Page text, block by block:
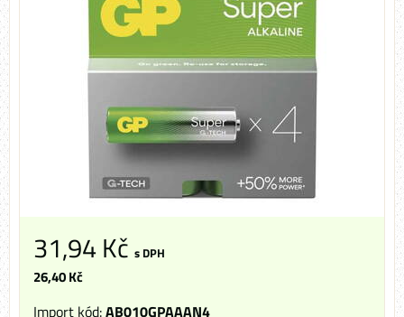
31,94 Kč s DPH
26,40 Kč
Import kód:AB010GPAAAN4